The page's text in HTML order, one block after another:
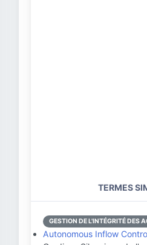
TERMES
GESTION DE L'INTÉGRITÉ DES
Autonomous Inflow